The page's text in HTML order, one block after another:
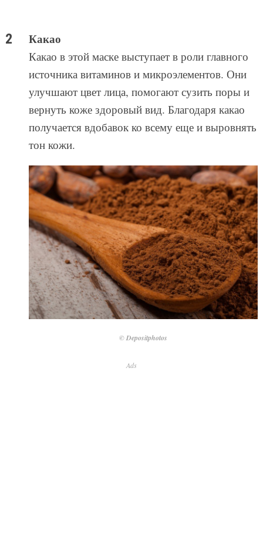
Какао
Какао в этой маске выступает в роли главного
источника витаминов и микроэлементов. Они
улучшают цвет лица, помогают сузить поры и
вернуть коже здоровый вид. Благодаря какао
получается вдобавок ко всему еще и выровнять
тон кожи.
© Depositphotos
Ads